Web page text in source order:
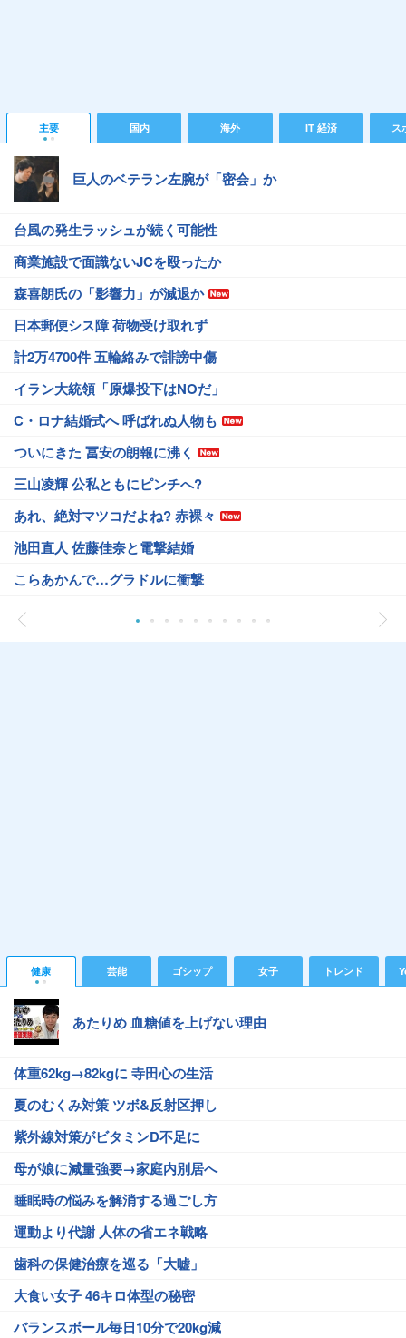
主要 国内 海外 IT 経済 ス
巨人のベテラン左腕が「密会」か
台風の発生ラッシュが続く可能性
商業施設で面識ないJCを殴ったか
森喜朗氏の「影響力」が減退か
日本郵便シス障 荷物受け取れず
計2万4700件 五輪絡みで誹謗中傷
イラン大統領「原爆投下はNOだ」
C・ロナ結婚式へ 呼ばれぬ人物も
ついにきた 冨安の朗報に沸く
三山凌輝 公私ともにピンチへ?
あれ、絶対マツコだよね? 赤裸々
池田直人 佐藤佳奈と電撃結婚
こらあかんで…グラドルに衝撃
健康 芸能 ゴシップ 女子 トレンド
あたりめ 血糖値を上げない理由
体重62kg→82kgに 寺田心の生活
夏のむくみ対策 ツボ&反射区押し
紫外線対策がビタミンD不足に
母が娘に減量強要→家庭内別居へ
睡眠時の悩みを解消する過ごし方
運動より代謝 人体の省エネ戦略
歯科の保健治療を巡る「大嘘」
大食い女子 46キロ体型の秘密
バランスボール毎日10分で20kg減